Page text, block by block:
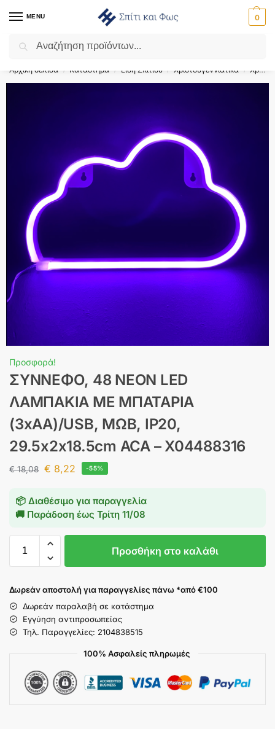
MENU 0
Flash Sale ⚡ 10% Έκπτωση με τον κωδικό ‘SPRING’!
Αρχική σελίδα / Κατάστημα / Είδη Σπιτιού / Χριστουγεννιάτικα / Χριστουγεννιάτικα Διακοσμητικά
Προσφορά!
ΣΥΝΝΕΦΟ, 48 NEON LED
ΛΑΜΠΑΚΙΑ ΜΕ ΜΠΑΤΑΡΙΑ
(3xAA)/USB, ΜΩΒ, IP20,
29.5x2x18.5cm ACA – X04488316
€18,08 € 8,22 -55%
📦 Διαθέσιμο για παραγγελία
🚚 Παράδοση έως Τρίτη 11/08
Προσθήκη στο καλάθι
Δωρεάν αποστολή για παραγγελίες πάνω *από €100
Δωρεάν παραλαβή σε κατάστημα
Εγγύηση αντιπροσωπείας
Τηλ. Παραγγελίες: 2104838515
100% Ασφαλείς πληρωμές